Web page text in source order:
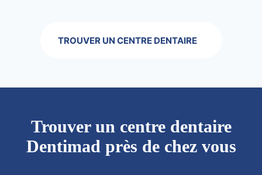
TROUVER UN CENTRE DENTAIRE
Trouver un centre dentaire
Dentimad près de chez vous